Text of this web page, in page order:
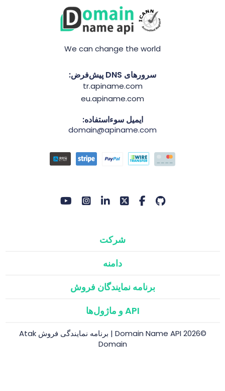
We can change the world
سرورهای DNS پیش‌فرض:
tr.apiname.com
eu.apiname.com
ایمیل سوءاستفاده:
domain@apiname.com
شرکت
دامنه
برنامه نمایندگان فروش
API و ماژول‌ها
©2026 Domain Name API | برنامه نمایندگی فروش Atak
Domain